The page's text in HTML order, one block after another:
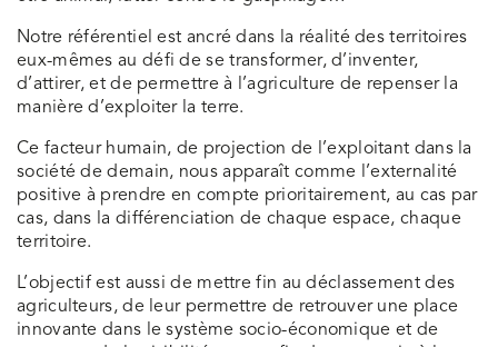
Notre référentiel est ancré dans la réalité des territoires
eux-mêmes au défi de se transformer, d’inventer,
d’attirer, et de permettre à l’agriculture de repenser la
manière d’exploiter la terre.
Ce facteur humain, de projection de l’exploitant dans la
société de demain, nous apparaît comme l’externalité
positive à prendre en compte prioritairement, au cas par
cas, dans la différenciation de chaque espace, chaque
territoire.
L’objectif est aussi de mettre fin au déclassement des
agriculteurs, de leur permettre de retrouver une place
innovante dans le système socio-économique et de